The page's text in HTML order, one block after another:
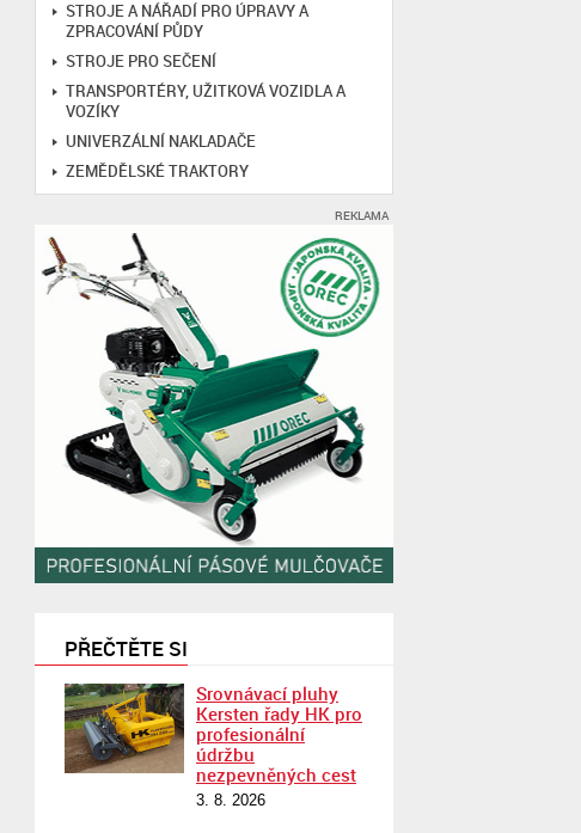
STROJE A NÁŘADÍ PRO ÚPRAVY A
ZPRACOVÁNÍ PŮDY
STROJE PRO SEČENÍ
TRANSPORTÉRY, UŽITKOVÁ VOZIDLA A
VOZÍKY
UNIVERZÁLNÍ NAKLADAČE
ZEMĚDĚLSKÉ TRAKTORY
REKLAMA
PŘEČTĚTE SI
Srovnávací pluhy
Kersten řady HK pro
profesionální
údržbu
nezpevněných cest
3. 8. 2026